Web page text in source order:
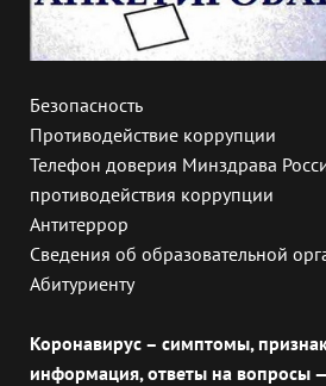
Безопасность
Противодействие коррупции
Телефон доверия Минздрава
противодействия коррупции
Антитеррор
Сведения об образовательной
Абитуриенту
Коронавирус – симптомы,
информация, ответы на вопросы